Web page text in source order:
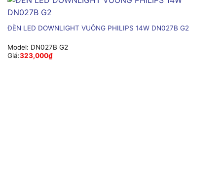
ĐÈN LED DOWNLIGHT VUÔNG PHILIPS 14W DN027B G2
Model: DN027B G2
Giá:323,000₫